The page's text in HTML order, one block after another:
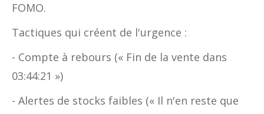
FOMO.
Tactiques qui créent de l'urgence :
- Compte à rebours (« Fin de la vente dans
03:44:21 »)
- Alertes de stocks faibles (« Il n'en reste que